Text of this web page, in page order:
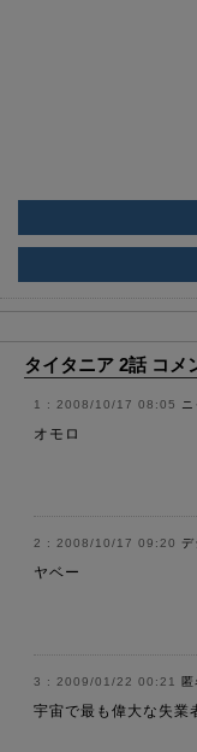
タイタニア 2話 コメ
2008/10/17 08:05
オモロ
2008/10/17 09:20 デ
ヤベー
2009/01/22 00:21 匿
宇宙で最も偉大な失業